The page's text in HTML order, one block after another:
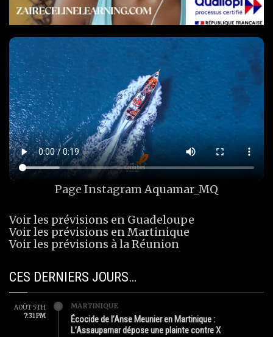
Page InstagramAquamar_MQ
Voir les prévisions en Guadeloupe
Voir les prévisions en Martinique
Voir les prévisions à la Réunion
CES DERNIERS JOURS…
AOÛT 5TH
7:31 PM
MARTINIQUE
Écocide de l’Anse Meunier en Martinique :
L’Assaupamar dépose une plainte contre X